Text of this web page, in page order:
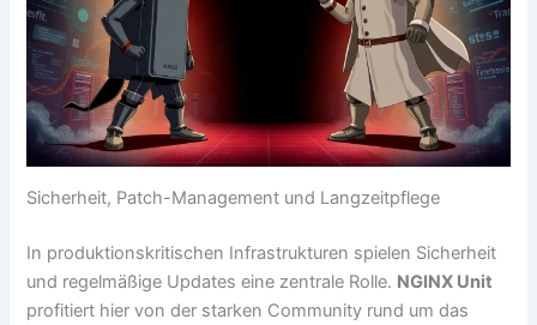
Sicherheit, Patch-Management und Langzeitpflege
In produktionskritischen Infrastrukturen spielen Sicherheit
und regelmäßige Updates eine zentrale Rolle. NGINX Unit
profitiert hier von der starken Community rund um das